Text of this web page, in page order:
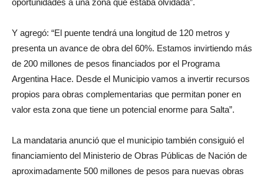
Y agregó: “El puente tendrá una longitud de 120 metros y
presenta un avance de obra del 60%. Estamos invirtiendo más
de 200 millones de pesos financiados por el Programa
Argentina Hace. Desde el Municipio vamos a invertir recursos
propios para obras complementarias que permitan poner en
valor esta zona que tiene un potencial enorme para Salta”.
La mandataria anunció que el municipio también consiguió el
financiamiento del Ministerio de Obras Públicas de Nación de
aproximadamente 500 millones de pesos para nuevas obras